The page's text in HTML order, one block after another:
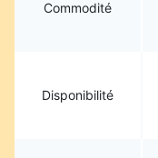
Commodité
Disponibilité